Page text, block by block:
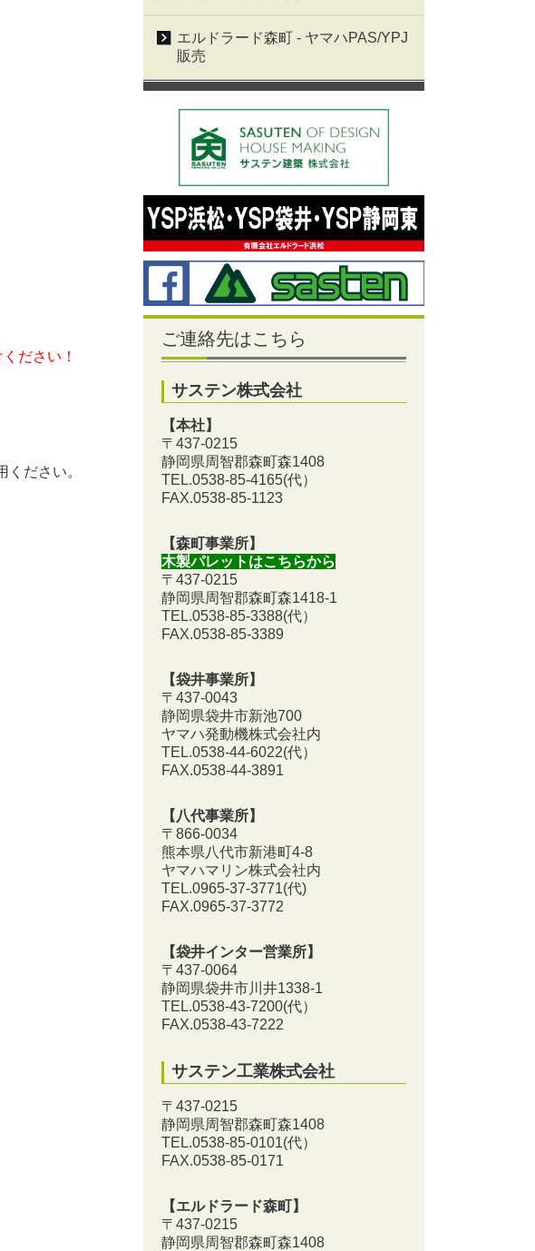
ださい！
ください。
エルドラード森町 - ヤマハPAS/YPJ
販売
ご連絡先はこちら
サステン株式会社
【本社】
〒437-0215
静岡県周智郡森町森1408
TEL.0538-85-4165(代）
FAX.0538-85-1123
【森町事業所】
木製パレットはこちらから
〒437-0215
静岡県周智郡森町森1418-1
TEL.0538-85-3388(代）
FAX.0538-85-3389
【袋井事業所】
〒437-0043
静岡県袋井市新池700
ヤマハ発動機株式会社内
TEL.0538-44-6022(代）
FAX.0538-44-3891
【八代事業所】
〒866-0034
熊本県八代市新港町4-8
ヤマハマリン株式会社内
TEL.0965-37-3771(代)
FAX.0965-37-3772
【袋井インター営業所】
〒437-0064
静岡県袋井市川井1338-1
TEL.0538-43-7200(代）
FAX.0538-43-7222
サステン工業株式会社
〒437-0215
静岡県周智郡森町森1408
TEL.0538-85-0101(代）
FAX.0538-85-0171
【エルドラード森町】
〒437-0215
静岡県周智郡森町森1408